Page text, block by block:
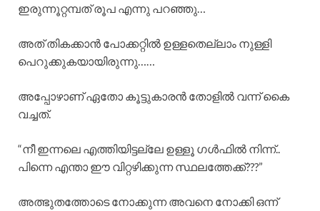
ഇരുന്നൂറ്റമ്പത് രൂപ എന്നു പറഞ്ഞു…
അത് തികക്കാൻ പോക്കറ്റിൽ ഉള്ളതെല്ലാം നുള്ളി
പെറുക്കുകയായിരുന്നു……
അപ്പോഴാണ് ഏതോ കൂട്ടുകാരൻ തോളിൽ വന്ന് കൈ
വച്ചത്.
“നീ ഇന്നലെ എത്തിയിട്ടല്ലേ ഉള്ളൂ ഗൾഫിൽ നിന്ന്..
പിന്നെ എന്താ ഈ വിറ്റഴിക്കുന്ന സ്ഥലത്തേക്ക്???”
അത്ഭുതത്തോടെ നോക്കുന്ന അവനെ നോക്കി ഒന്ന്